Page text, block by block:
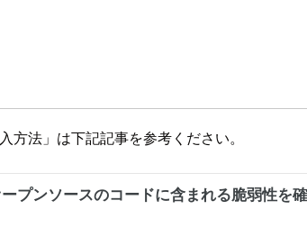
方法」は下記記事を参考ください。